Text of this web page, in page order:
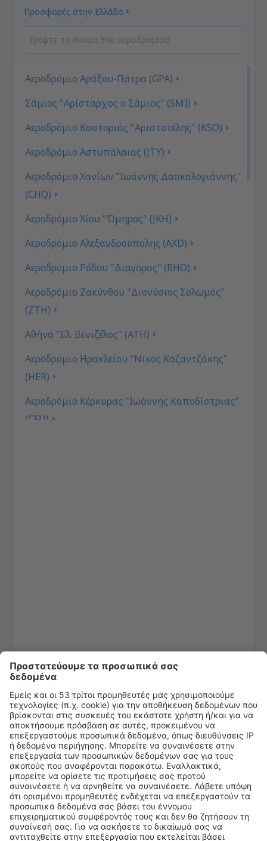
Προσφορές στην Ελλάδα
Αεροδρόμιο Αράξου-Πάτρα (GPA)
Σάμιος "Αρίσταρχος ο Σάμιος" (SMI)
Αεροδρόμιο Καστοριάς "Αριστοτέλης" (KSO)
Αεροδρόμιο Αστυπάλαιας (JTY)
Αεροδρόμιο Χανίων "Ιωάννης Δασκαλογιάννης"
(CHQ)
Αεροδρόμιο Χίου "Όμηρος" (JKH)
Αεροδρόμιο Αλεξανδρούπολης (AXD)
Αεροδρόμιο Ρόδου "Διαγόρας" (RHO)
Αεροδρόμιο Ζακύνθου "Διονύσιος Σολωμός"
(ZTH)
Αθήνα "Ελ. Βενιζέλος" (ATH)
Αεροδρόμιο Ηρακλείου "Νίκος Καζαντζάκης"
(HER)
Αεροδρόμιο Κέρκυρας "Ιωάννης Καποδίστριας"
(CFU)
Αεροδρόμιο Κυθήρων "Αλέξανδρος Αριστοτέλους
Ωνάση" (KIT)
Αεροδρόμιο Κω "Ιπποκράτης" (KGS)
Αεροδρόμιο Κοζάνης "Φίλιππος" (KZI)
Αεροδρόμιο Λήμνου (LXS)
Αεροδρόμιο Λέρου (LRS)
Θεσσαλονική (SKG)
Αεροδρόμιο Μήλου (MLO)